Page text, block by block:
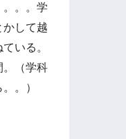
。。。学
かして越
いる。
。（学科
。）